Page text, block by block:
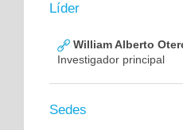
Líder
William Alberto
Investigador principal
Sedes